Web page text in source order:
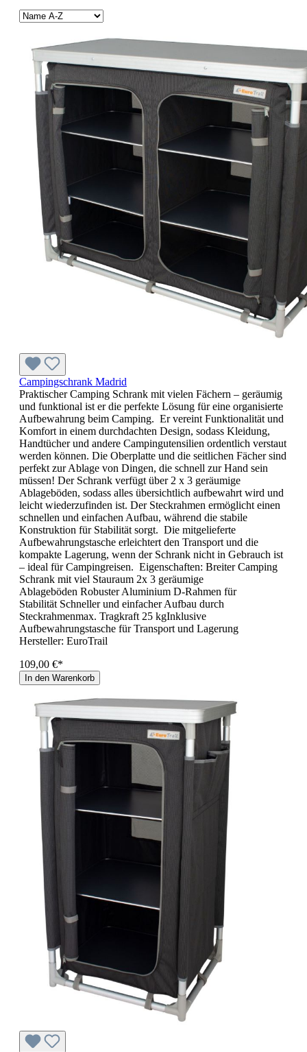
Campingschrank Madrid
Praktischer Camping Schrank mit vielen Fächern – geräumig
und funktional ist er die perfekte Lösung für eine organisierte
Aufbewahrung beim Camping. Er vereint Funktionalität und
Komfort in einem durchdachten Design, sodass Kleidung,
Handtücher und andere Campingutensilien ordentlich verstaut
werden können. Die Oberplatte und die seitlichen Fächer sind
perfekt zur Ablage von Dingen, die schnell zur Hand sein
müssen! Der Schrank verfügt über 2 x 3 geräumige
Ablageböden, sodass alles übersichtlich aufbewahrt wird und
leicht wiederzufinden ist. Der Steckrahmen ermöglicht einen
schnellen und einfachen Aufbau, während die stabile
Konstruktion für Stabilität sorgt. Die mitgelieferte
Aufbewahrungstasche erleichtert den Transport und die
kompakte Lagerung, wenn der Schrank nicht in Gebrauch ist
– ideal für Campingreisen. Eigenschaften: Breiter Camping
Schrank mit viel Stauraum 2x 3 geräumige
Ablageböden Robuster Aluminium D-Rahmen für
Stabilität Schneller und einfacher Aufbau durch
Steckrahmenmax. Tragkraft 25 kgInklusive
Aufbewahrungstasche für Transport und Lagerung
Hersteller: EuroTrail
109,00 €*
In den Warenkorb